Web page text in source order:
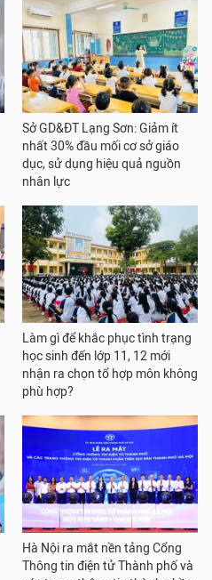
Sở GD&ĐT Lạng Sơn: Giảm ít
nhất 30% đầu mối cơ sở giáo
dục, sử dụng hiệu quả nguồn
nhân lực
Làm gì để khắc phục tình trạng
học sinh đến lớp 11, 12 mới
nhận ra chọn tổ hợp môn không
phù hợp?
Hà Nội ra mắt nền tảng Cổng
Thông tin điện tử Thành phố và